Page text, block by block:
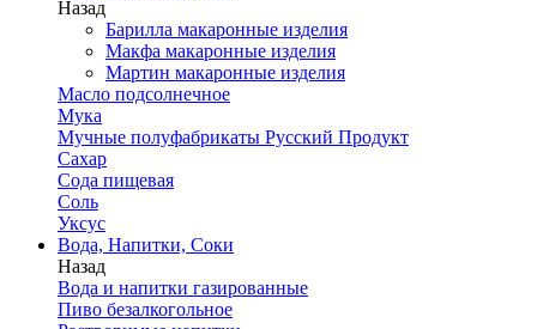
Назад
Барилла макаронные изделия
Макфа макаронные изделия
Мартин макаронные изделия
Масло подсолнечное
Мука
Мучные полуфабрикаты Русский Продукт
Сахар
Сода пищевая
Соль
Уксус
Вода, Напитки, Соки
Назад
Вода и напитки газированные
Пиво безалкогольное